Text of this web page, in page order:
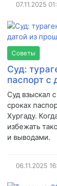
07.11.2025
Советы
Суд:
паспорт с
Суд взыскал
сроках
Хургаду.
избежать
и выводами.
06.11.2025